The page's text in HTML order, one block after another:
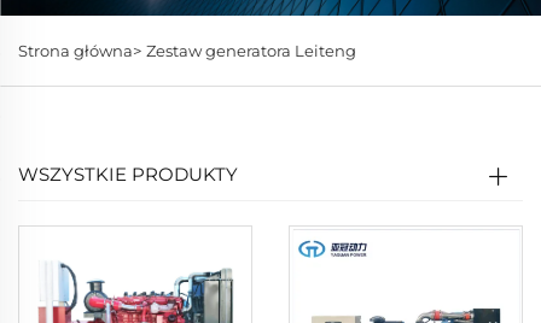
Strona główna> Zestaw generatora Leiteng
WSZYSTKIE PRODUKTY